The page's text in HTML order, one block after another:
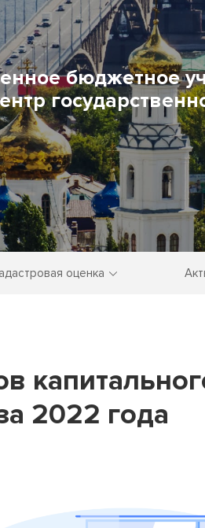
бюджетное
оценка
2022 года